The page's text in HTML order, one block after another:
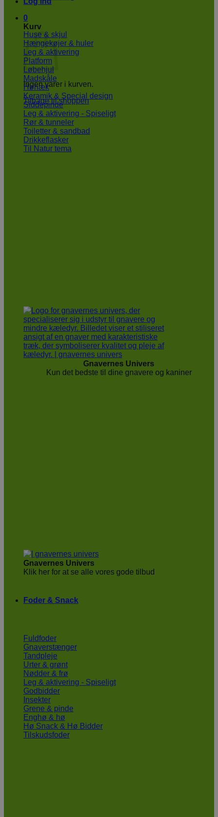
0
Kurv
Ingen varer i kurven.
Tilbage til shoppen
Huse & skjul
Hængekøjer & huler
Leg & aktivering
Platform
Løbehjul
Madskåle
Høhæk
Keramik & Special design
Siddepinde
Leg & aktivering - Spiseligt
Rør & tunneler
Toiletter & sandbad
Drikkeflasker
Til Natur tema
Gnavernes Univers
Kun det bedste til dine gnavere og kaniner
Gnavernes Univers
Klik her for at se alle vores gode tilbud
Foder & Snack
Fuldfoder
Gnaverstænger
Tandpleje
Urter & grønt
Nødder & frø
Leg & aktivering - Spiseligt
Godbidder
Insekter
Grene & pinde
Enghø & hø
Hø Snack & Hø Bidder
Tilskudsfoder